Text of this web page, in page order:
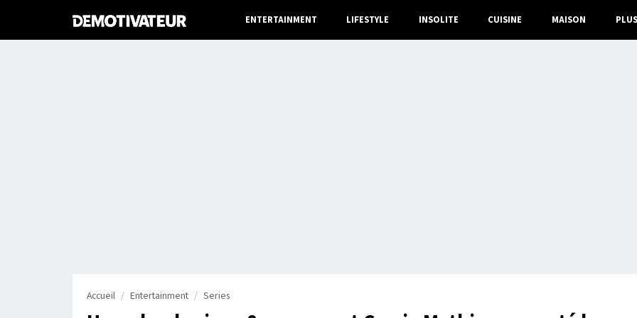
ENTERTAINMENT LIFESTYLE INSOLITE CUISINE MAISON PLUS
Accueil Entertainment Series